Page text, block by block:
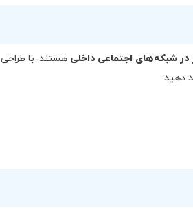
در شبکه‌های اجتماعی داخلی هستند. با طراحی
دهید.